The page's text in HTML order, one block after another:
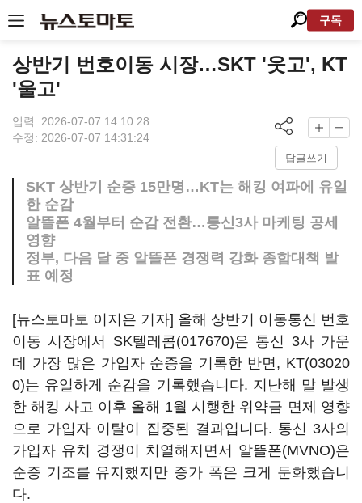
구독
상반기 번호이동 시장…SKT '웃고', KT
'울고'
입력: 2026-07-07 14:10:28
수정: 2026-07-07 14:31:24
답글쓰기
SKT 상반기 순증 15만명…KT는 해킹 여파에 유일
한 순감
알뜰폰 4월부터 순감 전환…통신3사 마케팅 공세
영향
정부, 다음 달 중 알뜰폰 경쟁력 강화 종합대책 발
표 예정
[뉴스토마토 이지은 기자] 올해 상반기 이동통신 번호
이동 시장에서 SK텔레콤(017670)은 통신 3사 가운
데 가장 많은 가입자 순증을 기록한 반면, KT(03020
0)는 유일하게 순감을 기록했습니다. 지난해 말 발생
한 해킹 사고 이후 올해 1월 시행한 위약금 면제 영향
으로 가입자 이탈이 집중된 결과입니다. 통신 3사의
가입자 유치 경쟁이 치열해지면서 알뜰폰(MVNO)은
순증 기조를 유지했지만 증가 폭은 크게 둔화했습니
다.